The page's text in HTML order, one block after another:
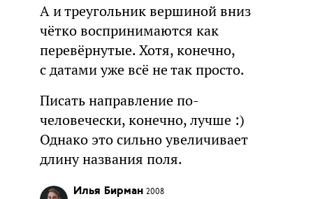
А и треугольник вершиной вниз
чётко воспринимаются как
перевёрнутые. Хотя, конечно,
с датами уже всё не так просто.
Писать направление по-
человечески, конечно, лучше :)
Однако это сильно увеличивает
длину названия поля.
Илья Бирман 2008